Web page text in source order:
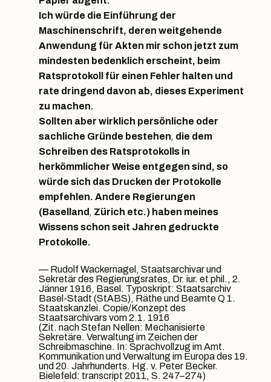
Ich würde die Einführung der
Maschinenschrift, deren weitgehende
Anwendung für Akten mir schon jetzt zum
mindesten bedenklich erscheint, beim
Ratsprotokoll für einen Fehler halten und
rate dringend davon ab, dieses Experiment
zu machen.
Sollten aber wirklich persönliche oder
sachliche Gründe bestehen, die dem
Schreiben des Ratsprotokolls in
herkömmlicher Weise entgegen sind, so
würde sich das Drucken der Protokolle
empfehlen. Andere Regierungen
(Baselland , Zürich etc.) haben meines
Wissens schon seit Jahren gedruckte
Protokolle.
Rudolf Wackernagel, Staatsarchivar und
Sekretär des Regierungsrates, Dr. iur. et phil., 2.
Jänner 1916, Basel. Typoskript: Staatsarchiv
Basel-Stadt (StABS), Räthe und Beamte Q 1.
Staatskanzlei. Copie/Konzept des
Staatsarchivars vom 2.1. 1916
(Zit. nach Stefan Nellen: Mechanisierte
Sekretäre. Verwaltung im Zeichen der
Schreibmaschine. In: Sprachvollzug im Amt.
Kommunikation und Verwaltung im Europa des 19.
und 20. Jahrhunderts. Hg. v. Peter Becker.
Bielefeld: transcript 2011, S. 247–274)